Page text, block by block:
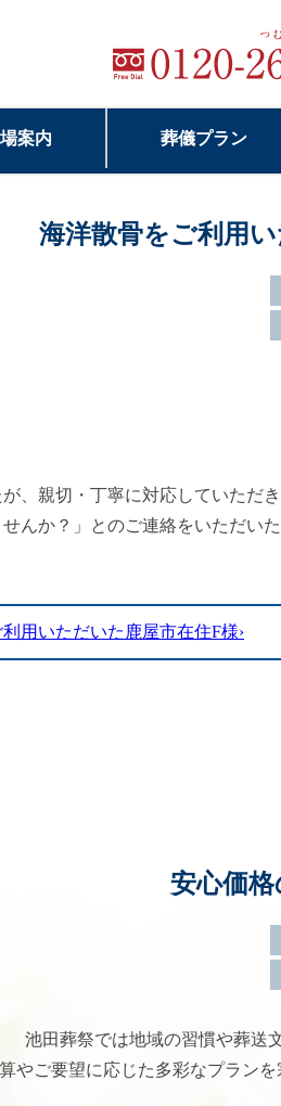
案内 葬儀プラン
海洋散骨をご利用
、親切・丁寧に対応していただ
んか？」とのご連絡をいただい
用いただいた鹿屋市在住F様›
安心価
池田葬祭では地域の習慣や葬送
やご要望に応じた多彩なプラン